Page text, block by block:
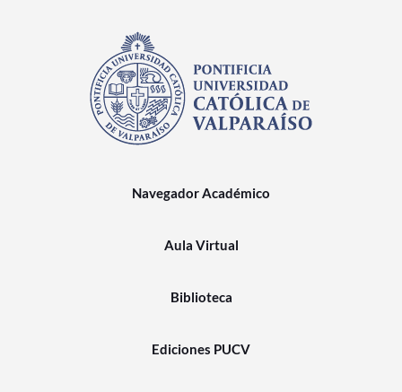
Navegador Académico
Aula Virtual
Biblioteca
Ediciones PUCV